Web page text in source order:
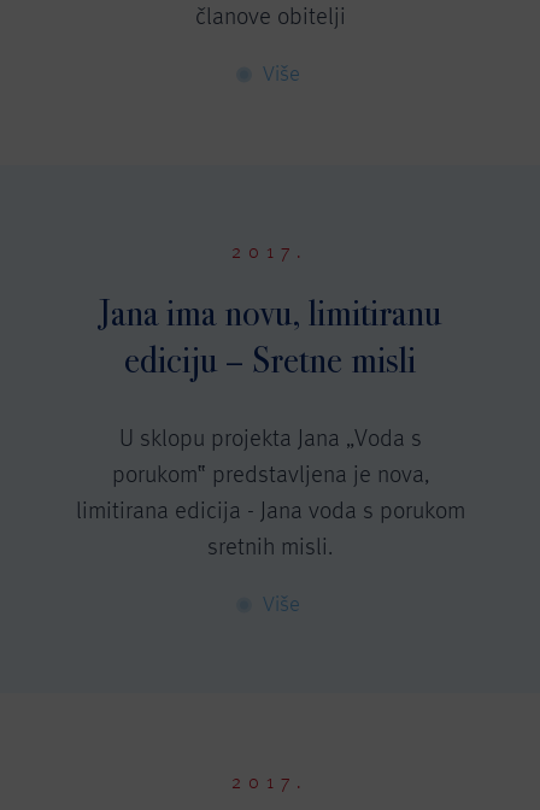
članove obitelji
Više
2017.
Jana ima novu, limitiranu
ediciju – Sretne misli
U sklopu projekta Jana „Voda s
porukom‟ predstavljena je nova,
limitirana edicija - Jana voda s porukom
sretnih misli.
Više
2017.